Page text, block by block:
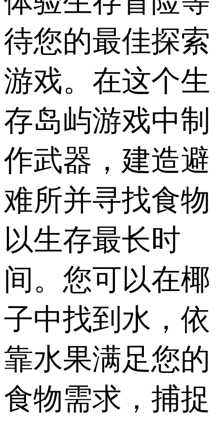
待您的最佳探索
游戏。在这个生
存岛屿游戏中制
作武器，建造避
难所并寻找食物
以生存最长时
间。您可以在椰
子中找到水，依
靠水果满足您的
食物需求，捕捉